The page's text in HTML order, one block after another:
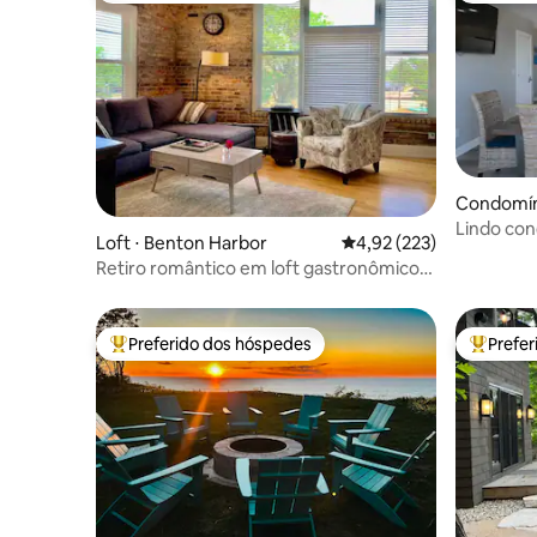
Loft ⋅ Benton Harbor 4,92 de uma avaliação
4,92 (223)
Retiro romântico em loft gastronômico
Lindo
Entre os melhores preferidos dos hóspedes
Preferido dos hóspedes Entre